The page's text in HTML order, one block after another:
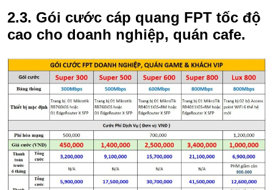
2.3. Gói cước cáp quang FPT tốc độ
cao cho doanh nghiệp, quán cafe.